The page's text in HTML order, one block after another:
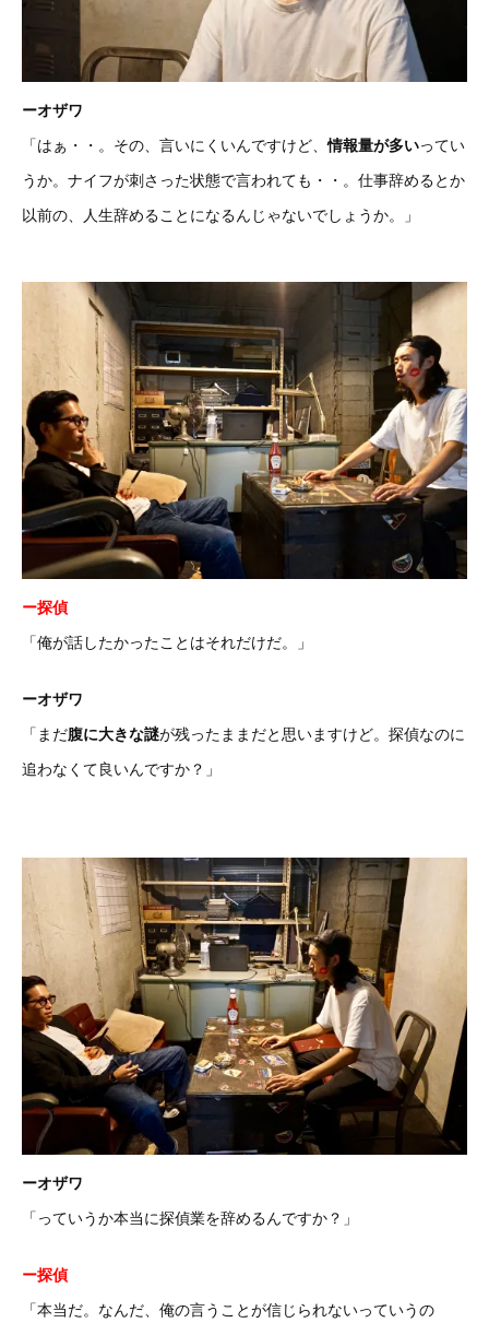
ーオザワ
「はぁ・・。その、言いにくいんですけど、情報量が多いってい
うか。ナイフが刺さった状態で言われても・・。仕事辞めるとか
以前の、人生辞めることになるんじゃないでしょうか。」
ー探偵
「俺が話したかったことはそれだけだ。」
ーオザワ
「まだ腹に大きな謎が残ったままだと思いますけど。探偵なのに
追わなくて良いんですか？」
ーオザワ
「っていうか本当に探偵業を辞めるんですか？」
ー探偵
「本当だ。なんだ、俺の言うことが信じられないっていうの